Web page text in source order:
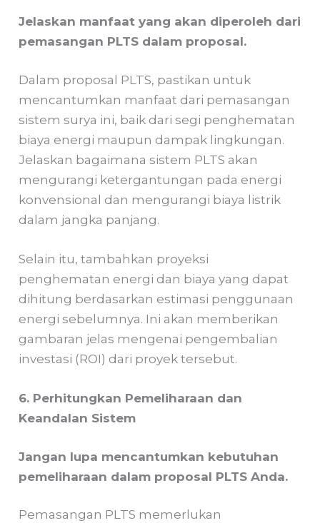
Jelaskan manfaat yang akan diperoleh dari
pemasangan PLTS dalam proposal.
Dalam proposal PLTS, pastikan untuk
mencantumkan manfaat dari pemasangan
sistem surya ini, baik dari segi penghematan
biaya energi maupun dampak lingkungan.
Jelaskan bagaimana sistem PLTS akan
mengurangi ketergantungan pada energi
konvensional dan mengurangi biaya listrik
dalam jangka panjang.
Selain itu, tambahkan proyeksi
penghematan energi dan biaya yang dapat
dihitung berdasarkan estimasi penggunaan
energi sebelumnya. Ini akan memberikan
gambaran jelas mengenai pengembalian
investasi (ROI) dari proyek tersebut.
6. Perhitungkan Pemeliharaan dan
Keandalan Sistem
Jangan lupa mencantumkan kebutuhan
pemeliharaan dalam proposal PLTS Anda.
Pemasangan PLTS memerlukan